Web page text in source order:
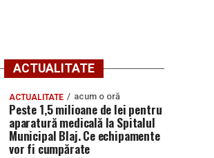
ACTUALITATE
ACTUALITATE acum o oră
Peste 1,5 milioane de lei pentru
aparatură medicală la Spitalul
Municipal Blaj. Ce echipamente
vor fi cumpărate